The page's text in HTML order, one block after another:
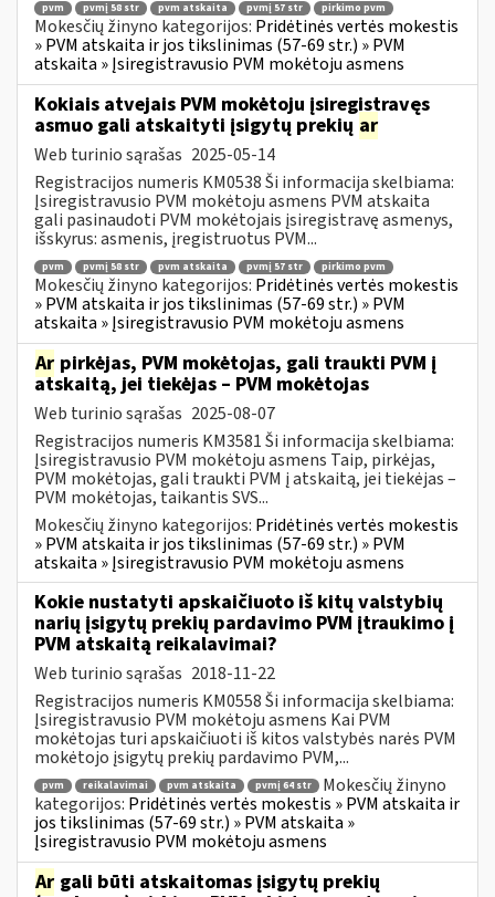
pvm pvmį 58 str pvm atskaita pvmį 57 str pirkimo pvm
Mokesčių žinyno kategorijos: Pridėtinės vertės mokestis
» PVM atskaita ir jos tikslinimas (57-69 str.) » PVM
atskaita » Įsiregistravusio PVM mokėtoju asmens
Kokiais atvejais PVM mokėtoju įsiregistravęs
asmuo gali atskaityti įsigytų prekių ar
Web turinio sąrašas 2025-05-14
Registracijos numeris KM0538 Ši informacija skelbiama:
Įsiregistravusio PVM mokėtoju asmens PVM atskaita
gali pasinaudoti PVM mokėtojais įsiregistravę asmenys,
išskyrus: asmenis, įregistruotus PVM...
pvm pvmį 58 str pvm atskaita pvmį 57 str pirkimo pvm
Mokesčių žinyno kategorijos: Pridėtinės vertės mokestis
» PVM atskaita ir jos tikslinimas (57-69 str.) » PVM
atskaita » Įsiregistravusio PVM mokėtoju asmens
Ar pirkėjas, PVM mokėtojas, gali traukti PVM į
atskaitą, jei tiekėjas – PVM mokėtojas
Web turinio sąrašas 2025-08-07
Registracijos numeris KM3581 Ši informacija skelbiama:
Įsiregistravusio PVM mokėtoju asmens Taip, pirkėjas,
PVM mokėtojas, gali traukti PVM į atskaitą, jei tiekėjas –
PVM mokėtojas, taikantis SVS...
Mokesčių žinyno kategorijos: Pridėtinės vertės mokestis
» PVM atskaita ir jos tikslinimas (57-69 str.) » PVM
atskaita » Įsiregistravusio PVM mokėtoju asmens
Kokie nustatyti apskaičiuoto iš kitų valstybių
narių įsigytų prekių pardavimo PVM įtraukimo į
PVM atskaitą reikalavimai?
Web turinio sąrašas 2018-11-22
Registracijos numeris KM0558 Ši informacija skelbiama:
Įsiregistravusio PVM mokėtoju asmens Kai PVM
mokėtojas turi apskaičiuoti iš kitos valstybės narės PVM
mokėtojo įsigytų prekių pardavimo PVM,...
pvm reikalavimai pvm atskaita pvmį 64 str
Mokesčių žinyno
kategorijos: Pridėtinės vertės mokestis » PVM atskaita ir
jos tikslinimas (57-69 str.) » PVM atskaita »
Įsiregistravusio PVM mokėtoju asmens
Ar gali būti atskaitomas įsigytų prekių